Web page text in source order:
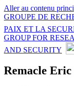
Aller au contenu
GROUPE DE
PAIX ET LA
GROUP FOR
AND SECURITY
Remacle Eric